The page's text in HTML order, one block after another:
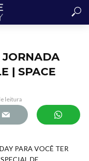
JORNADA
| SPACE
leitura
PARA VOCÊ TER
DE